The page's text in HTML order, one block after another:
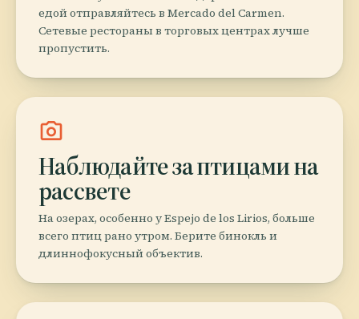
едой отправляйтесь в Mercado del Carmen.
Сетевые рестораны в торговых центрах лучше
пропустить.
photo_camera
Наблюдайте за птицами на
рассвете
На озерах, особенно у Espejo de los Lirios, больше
всего птиц рано утром. Берите бинокль и
длиннофокусный объектив.